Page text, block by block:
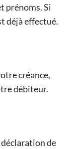
prénoms. Si
déjà effectué.
créance,
débiteur.
de